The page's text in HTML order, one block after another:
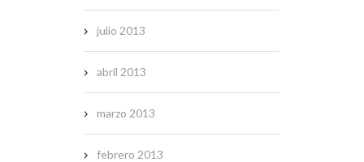
julio 2013
abril 2013
marzo 2013
febrero 2013